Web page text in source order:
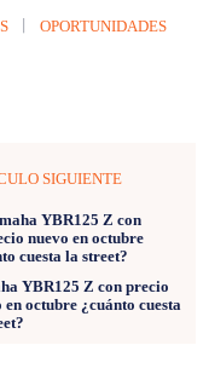
OPORTUNIDADES
SIGUIENTE
YBR125 Z con precio
en octubre ¿cuánto cuesta